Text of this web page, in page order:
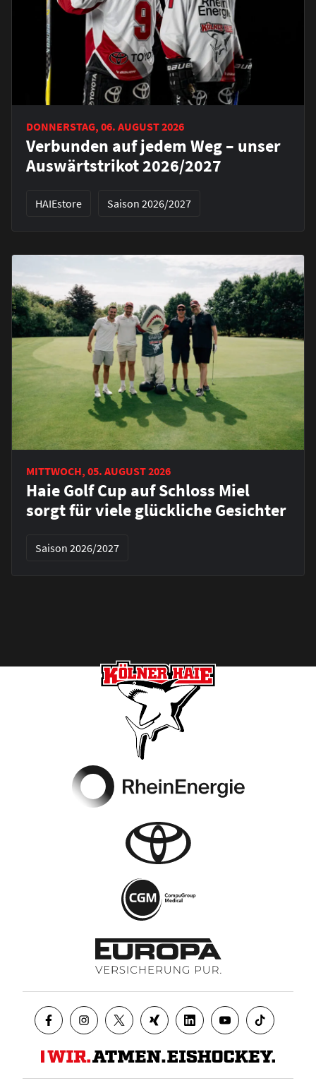
DONNERSTAG, 06. AUGUST 2026
Verbunden auf jedem Weg – unser
Auswärtstrikot 2026/2027
HAIEstore Saison 2026/2027
MITTWOCH, 05. AUGUST 2026
Haie Golf Cup auf Schloss Miel
sorgt für viele glückliche Gesichter
Saison 2026/2027